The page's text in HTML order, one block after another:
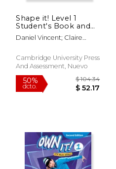
$ 90.95
Shape it! Level 1
Student's Book and
Workbook With
Digital Pack Combo
Inglés)
Daniel Vincent; Claire
Andrew Reid
Cambridge University Press
And Assessment, Nuevo